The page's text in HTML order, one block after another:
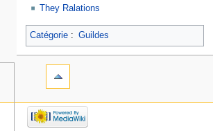
They Ralations
Catégorie: Guildes